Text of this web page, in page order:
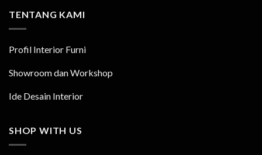
TENTANG KAMI
Profil Interior Furni
Showroom dan Workshop
Ide Desain Interior
SHOP WITH US